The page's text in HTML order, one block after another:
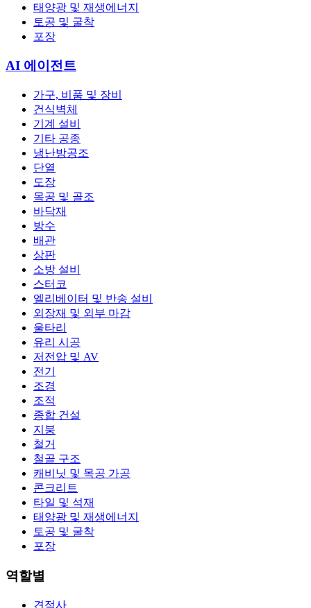
태양광 및 재생에너지
토공 및 굴착
포장
AI 에이전트
가구, 비품 및 장비
건식벽체
기계 설비
기타 공종
냉난방공조
단열
도장
목공 및 골조
바닥재
방수
배관
상판
소방 설비
스터코
엘리베이터 및 반송 설비
외장재 및 외부 마감
울타리
유리 시공
저전압 및 AV
전기
조경
조적
종합 건설
지붕
철거
철골 구조
캐비닛 및 목공 가공
콘크리트
타일 및 석재
태양광 및 재생에너지
토공 및 굴착
포장
역할별
견적사